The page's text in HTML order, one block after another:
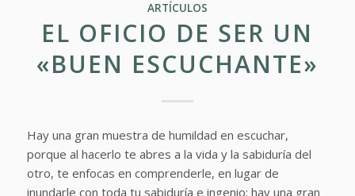
ARTÍCULOS
EL OFICIO DE SER UN
«BUEN ESCUCHANTE»
Hay una gran muestra de humildad en escuchar,
porque al hacerlo te abres a la vida y la sabiduría del
otro, te enfocas en comprenderle, en lugar de
inundarle con toda tu sabiduría e ingenio; hay una gran